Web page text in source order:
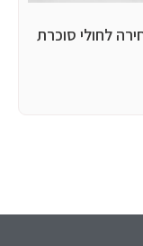
לחולי סוכרת